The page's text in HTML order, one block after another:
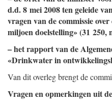
d.d. 8 mei 2008 ten geleide
vragen van de commissie
miljoen doelstelling» (31 250,
– het rapport van de
«Drinkwater in
Van dit overleg brengt de
Vragen en opmerkingen uit